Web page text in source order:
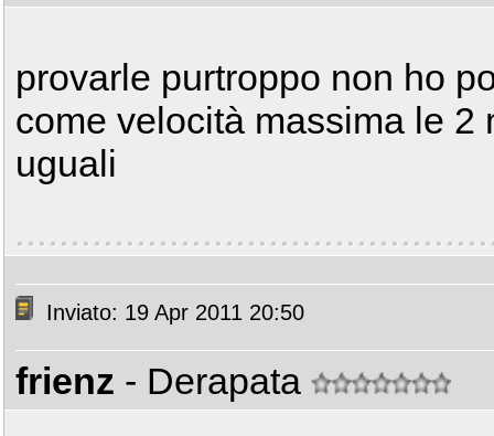
provarle purtroppo non ho
come velocità massima le 2
uguali
Inviato: 19 Apr 2011 20:50
frienz - Derapata